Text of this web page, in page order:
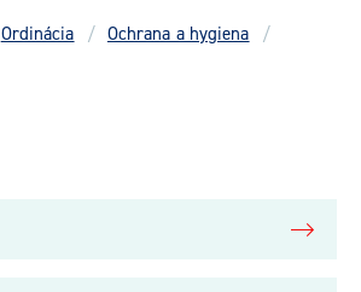
Ordinácia / Ochrana a hygiena /